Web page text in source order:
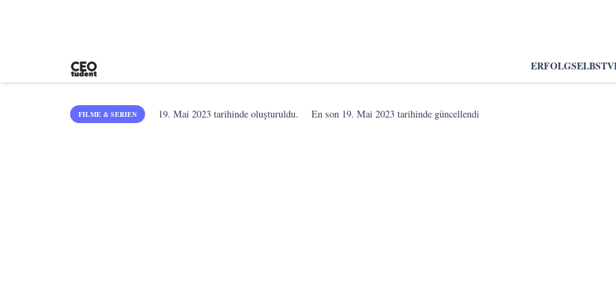
ERFOLG
FILME & SERIEN 19. Mai 2023 tarihinde oluşturuldu. En son 19. Mai 2023 tarihinde güncellendi